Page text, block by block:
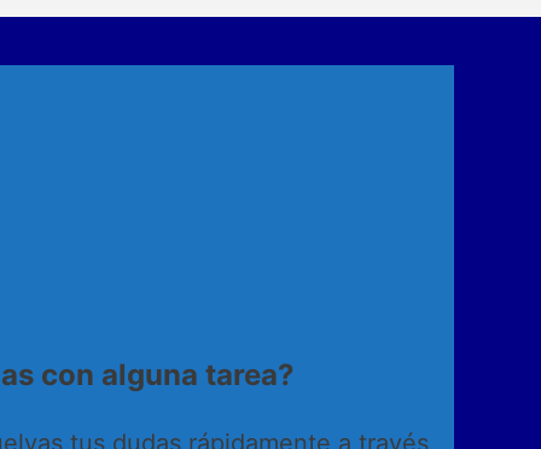
con alguna tarea?
tus dudas rápidamente a través